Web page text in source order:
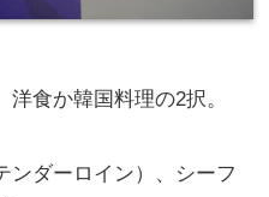
食か韓国料理の2択。
ンダーロイン）、シーフ